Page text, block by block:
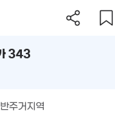
343
주거지역